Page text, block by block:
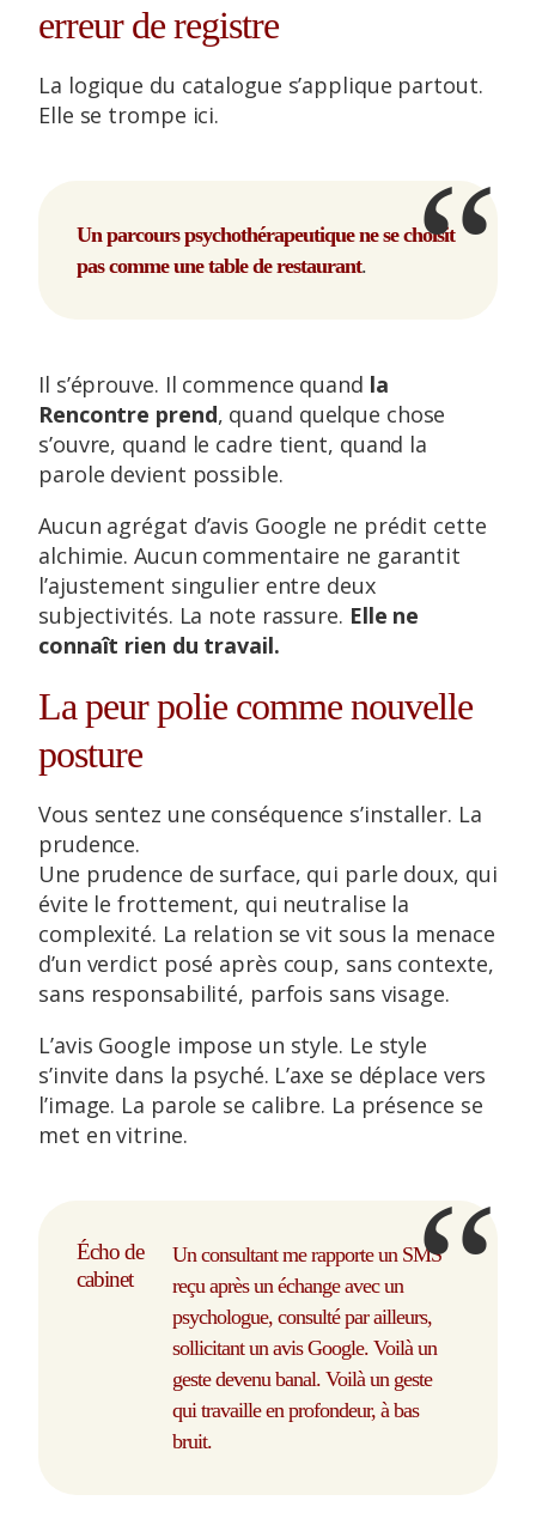
erreur de registre
La logique du catalogue s’applique partout.
Elle se trompe ici.
Un parcours psychothérapeutique ne se choisit
pas comme une table de restaurant.
Il s’éprouve. Il commence quand la
Rencontre prend, quand quelque chose
s’ouvre, quand le cadre tient, quand la
parole devient possible.
Aucun agrégat d’avis Google ne prédit cette
alchimie. Aucun commentaire ne garantit
l’ajustement singulier entre deux
subjectivités. La note rassure. Elle ne
connaît rien du travail.
La peur polie comme nouvelle
posture
Vous sentez une conséquence s’installer. La
prudence.
Une prudence de surface, qui parle doux, qui
évite le frottement, qui neutralise la
complexité. La relation se vit sous la menace
d’un verdict posé après coup, sans contexte,
sans responsabilité, parfois sans visage.
L’avis Google impose un style. Le style
s’invite dans la psyché. L’axe se déplace vers
l’image. La parole se calibre. La présence se
met en vitrine.
Écho de
cabinet
Un consultant me rapporte un SMS
reçu après un échange avec un
psychologue, consulté par ailleurs,
sollicitant un avis Google. Voilà un
geste devenu banal. Voilà un geste
qui travaille en profondeur, à bas
bruit.